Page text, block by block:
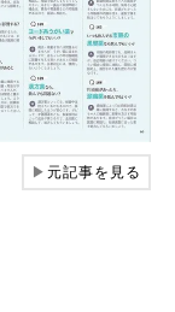
▶元記事を見る